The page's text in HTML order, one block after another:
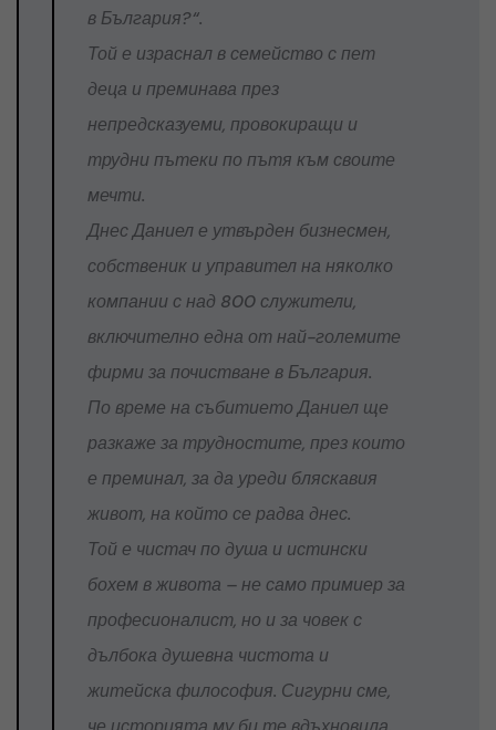
в България?“.
Той е израснал в семейство с пет
деца и преминава през
непредсказуеми, провокиращи и
трудни пътеки по пътя към своите
мечти.
Днес Даниел е утвърден бизнесмен,
собственик и управител на няколко
компании с над 800 служители,
включително една от най-големите
фирми за почистване в България.
По време на събитието Даниел ще
разкаже за трудностите, през които
е преминал, за да уреди бляскавия
живот, на който се радва днес.
Той е чистач по душа и истински
бохем в живота – не само примиер за
професионалист, но и за човек с
дълбока душевна чистота и
житейска философия. Сигурни сме,